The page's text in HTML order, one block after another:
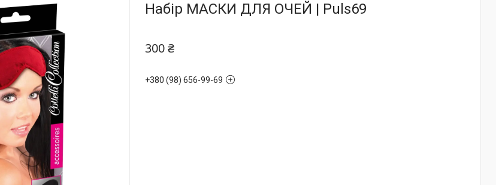
Набір МАСКИ ДЛЯ ОЧЕЙ | Puls69
300 ₴
+380 (98) 656-99-69